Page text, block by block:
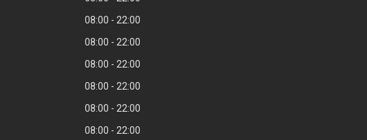
08:00
22:00
08:00
22:00
08:00
22:00
08:00
22:00
08:00
22:00
08:00 22:00